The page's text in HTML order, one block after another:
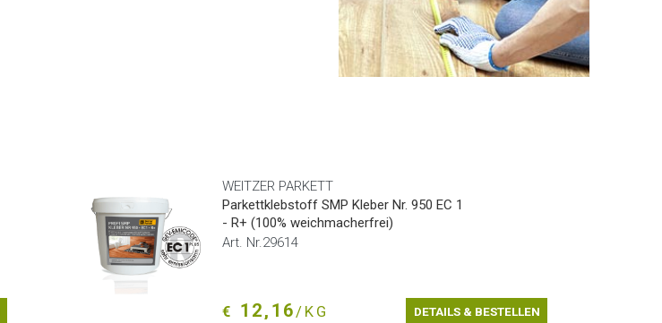
WEITZER PARKETT
Parkettklebstoff SMP Kleber Nr. 950 EC 1
- R+ (100% weichmacherfrei)
Art. Nr.29614
€ 12,16/KG DETAILS & BESTELLEN